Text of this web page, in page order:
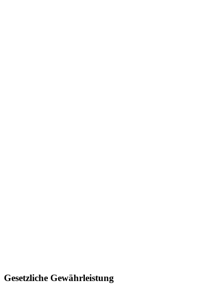
Gesetzliche Gewährleistung